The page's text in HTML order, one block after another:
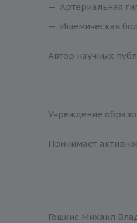
Артериальная
Ишемическая
Автор научных
Учреждение
Принимает
Гошкис Михаил